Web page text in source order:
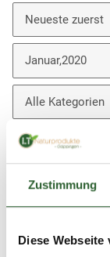
Zustimmung
Diese Webseite
Einträge insgesamt: